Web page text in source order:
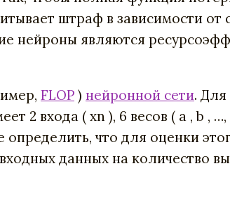
штраф в зависимости от
нейроны являются
FLOP ) нейронной сети. Для
2 входа ( xn ), 6 весов ( a , b ,
что для оценки
данных на количество